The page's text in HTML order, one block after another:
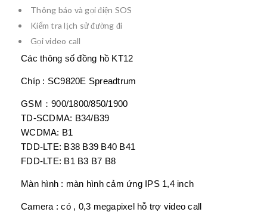
Thông báo và gọi điện SOS
Kiểm tra lịch sử đường đi
Gọi video call
Các thông số đồng hồ KT12
Chíp : SC9820E Spreadtrum
GSM：900/1800/850/1900
TD-SCDMA: B34/B39
WCDMA: B1
TDD-LTE: B38 B39 B40 B41
FDD-LTE: B1 B3 B7 B8
Màn hình : màn hình cảm ứng IPS 1,4 inch
Camera : có , 0,3 megapixel hỗ trợ video call